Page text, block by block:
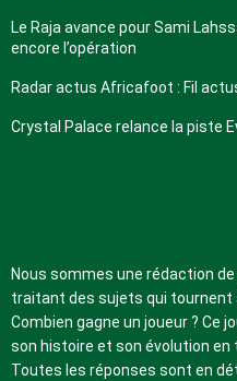
Le Raja avance pour Sami
encore l’opération
Radar actus Africafoot : Fil
Crystal Palace relance la piste
Nous sommes une rédaction
traitant des sujets qui tournent
Combien gagne un joueur ? Ce
son histoire et son évolution en
Toutes les réponses sont en